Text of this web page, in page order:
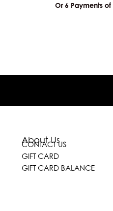
Or 6 Payments of
About Us
CONTACT US
GIFT CARD
GIFT CARD BALANCE